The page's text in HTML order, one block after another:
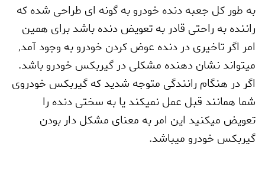
به طور کل جعبه دنده خودرو به گونه ای طراحی شده که
راننده به راحتی قادر به تعویض دنده باشد برای همین
امر اگر تاخیری در دنده عوض کردن خودرو به وجود آمد,
میتواند نشان دهنده مشکلی در گیربکس خودرو باشد.
اگر در هنگام رانندگی متوجه شدید که گیربکس خودروی
شما همانند قبل عمل نمیکند یا به سختی دنده را
تعویض میکنید این امر به معنای مشکل دار بودن
گیربکس خودرو میباشد.